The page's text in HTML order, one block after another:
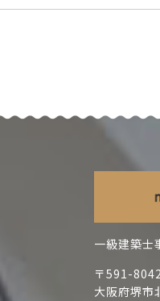
一級建築
〒591-8042
大阪府堺